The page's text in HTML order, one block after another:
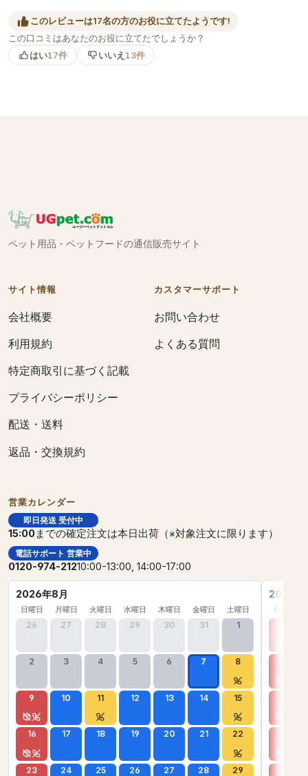
このレビューは17名の方のお役に立てたようです!
この口コミはあなたのお役に立てたでしょうか？
はい17件 いいえ 13件
ペット用品・ペットフードの通信販売サイト
サイト情報
会社概要
利用規約
特定商取引に基づく記載
プライバシーポリシー
配送・送料
返品・交換規約
カスタマーサポート
お問い合わせ
よくある質問
営業カレンダー
即日発送 受付中
15:00までの確定注文は本日出荷（※対象注文に限ります）
電話サポート 営業中
0120-974-21210:00-13:00, 14:00-17:00
2026年8月
日曜日 月曜日 火曜日 水曜日 木曜日 金曜日 土曜日
26 27 28 29 30 31 1
2 3 4 5 6 7 8
9 10 11 12 13 14 15
16 17 18 19 20 21 22
23 24 25 26 27 28 29
2026年
日曜日